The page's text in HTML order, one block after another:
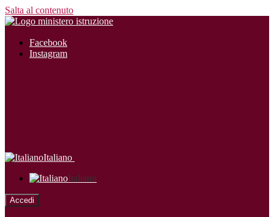
Salta al contenuto
Facebook
Instagram
Italiano
Italiano
Accedi